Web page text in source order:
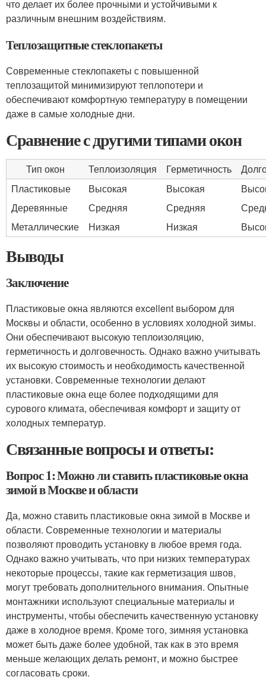
что делает их более прочными и устойчивыми к
различным внешним воздействиям.
Теплозащитные стеклопакеты
Современные стеклопакеты с повышенной
теплозащитой минимизируют теплопотери и
обеспечивают комфортную температуру в помещении
даже в самые холодные дни.
Сравнение с другими типами окон
Тип окон Теплоизоляция Герметичность
Пластиковые
Высокая Высокая
Деревянные
Средняя Средняя
Металлические
Низкая Низкая
Выводы
Заключение
Пластиковые окна являются excellent выбором для
Москвы и области, особенно в условиях холодной зимы.
Они обеспечивают высокую теплоизоляцию,
герметичность и долговечность. Однако важно учитывать
их высокую стоимость и необходимость качественной
установки. Современные технологии делают
пластиковые окна еще более подходящими для
сурового климата, обеспечивая комфорт и защиту от
холодных температур.
Связанные вопросы и ответы:
Вопрос 1: Можно ли ставить пластиковые окна
зимой в Москве и области
Да, можно ставить пластиковые окна зимой в Москве и
области. Современные технологии и материалы
позволяют проводить установку в любое время года.
Однако важно учитывать, что при низких температурах
некоторые процессы, такие как герметизация швов,
могут требовать дополнительного внимания. Опытные
монтажники используют специальные материалы и
инструменты, чтобы обеспечить качественную установку
даже в холодное время. Кроме того, зимняя установка
может быть даже более удобной, так как в это время
меньше желающих делать ремонт, и можно быстрее
согласовать сроки.